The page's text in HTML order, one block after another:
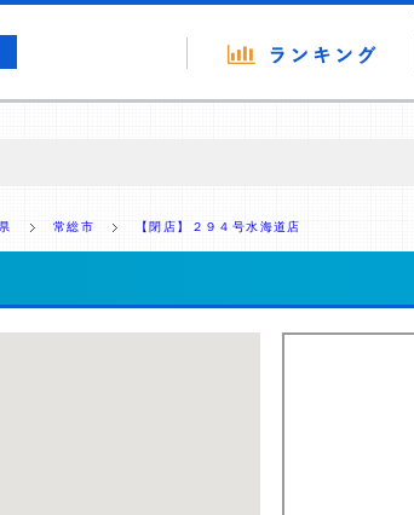
供を行っています。
常総市 【閉店】２９４号水海道店